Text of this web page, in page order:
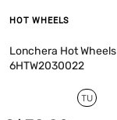
HOT WHEELS
Lonchera Hot Wheels
6HTW2030022
TU